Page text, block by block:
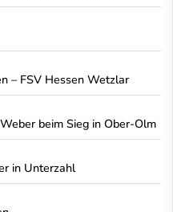
– FSV Hessen Wetzlar
beim Sieg in Ober-Olm
in Unterzahl